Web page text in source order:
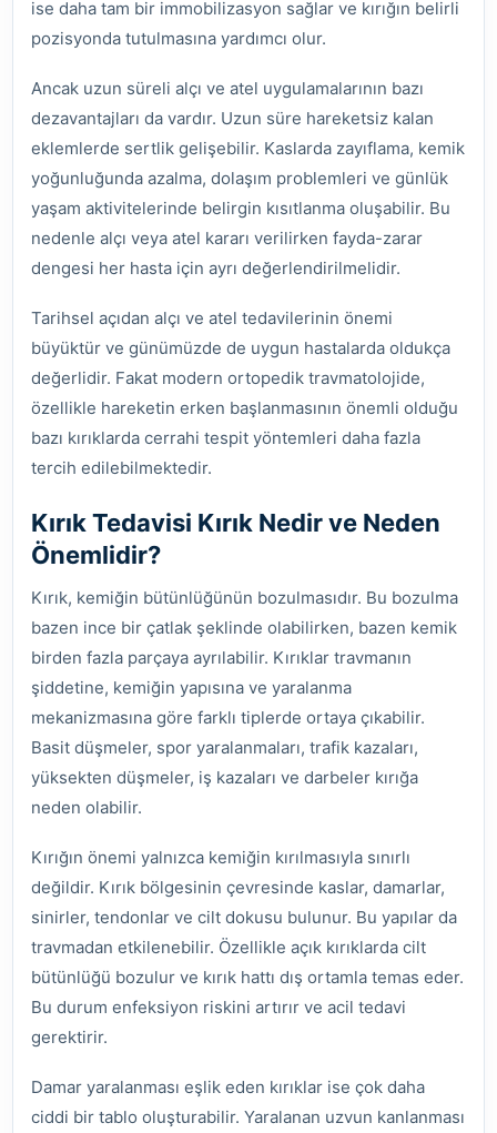
ise daha tam bir immobilizasyon sağlar ve kırığın belirli
pozisyonda tutulmasına yardımcı olur.
Ancak uzun süreli alçı ve atel uygulamalarının bazı
dezavantajları da vardır. Uzun süre hareketsiz kalan
eklemlerde sertlik gelişebilir. Kaslarda zayıflama, kemik
yoğunluğunda azalma, dolaşım problemleri ve günlük
yaşam aktivitelerinde belirgin kısıtlanma oluşabilir. Bu
nedenle alçı veya atel kararı verilirken fayda-zarar
dengesi her hasta için ayrı değerlendirilmelidir.
Tarihsel açıdan alçı ve atel tedavilerinin önemi
büyüktür ve günümüzde de uygun hastalarda oldukça
değerlidir. Fakat modern ortopedik travmatolojide,
özellikle hareketin erken başlanmasının önemli olduğu
bazı kırıklarda cerrahi tespit yöntemleri daha fazla
tercih edilebilmektedir.
Kırık Tedavisi Kırık Nedir ve Neden
Önemlidir?
Kırık, kemiğin bütünlüğünün bozulmasıdır. Bu bozulma
bazen ince bir çatlak şeklinde olabilirken, bazen kemik
birden fazla parçaya ayrılabilir. Kırıklar travmanın
şiddetine, kemiğin yapısına ve yaralanma
mekanizmasına göre farklı tiplerde ortaya çıkabilir.
Basit düşmeler, spor yaralanmaları, trafik kazaları,
yüksekten düşmeler, iş kazaları ve darbeler kırığa
neden olabilir.
Kırığın önemi yalnızca kemiğin kırılmasıyla sınırlı
değildir. Kırık bölgesinin çevresinde kaslar, damarlar,
sinirler, tendonlar ve cilt dokusu bulunur. Bu yapılar da
travmadan etkilenebilir. Özellikle açık kırıklarda cilt
bütünlüğü bozulur ve kırık hattı dış ortamla temas eder.
Bu durum enfeksiyon riskini artırır ve acil tedavi
gerektirir.
Damar yaralanması eşlik eden kırıklar ise çok daha
ciddi bir tablo oluşturabilir. Yaralanan uzvun kanlanması